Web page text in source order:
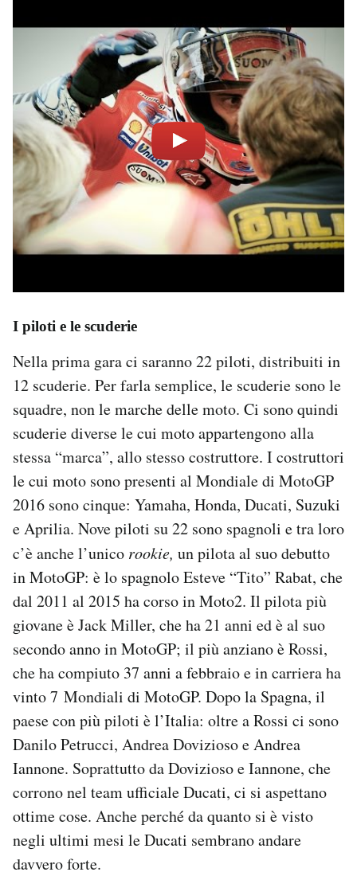
I piloti e le scuderie
Nella prima gara ci saranno 22 piloti, distribuiti in
12 scuderie. Per farla semplice, le scuderie sono le
squadre, non le marche delle moto. Ci sono quindi
scuderie diverse le cui moto appartengono alla
stessa “marca”, allo stesso costruttore. I costruttori
le cui moto sono presenti al Mondiale di MotoGP
2016 sono cinque: Yamaha, Honda, Ducati, Suzuki
e Aprilia. Nove piloti su 22 sono spagnoli e tra loro
c’è anche l’unico rookie, un pilota al suo debutto
in MotoGP: è lo spagnolo Esteve “Tito” Rabat, che
dal 2011 al 2015 ha corso in Moto2. Il pilota più
giovane è Jack Miller, che ha 21 anni ed è al suo
secondo anno in MotoGP; il più anziano è Rossi,
che ha compiuto 37 anni a febbraio e in carriera ha
vinto 7 Mondiali di MotoGP. Dopo la Spagna, il
paese con più piloti è l’Italia: oltre a Rossi ci sono
Danilo Petrucci, Andrea Dovizioso e Andrea
Iannone. Soprattutto da Dovizioso e Iannone, che
corrono nel team ufficiale Ducati, ci si aspettano
ottime cose. Anche perché da quanto si è visto
negli ultimi mesi le Ducati sembrano andare
davvero forte.